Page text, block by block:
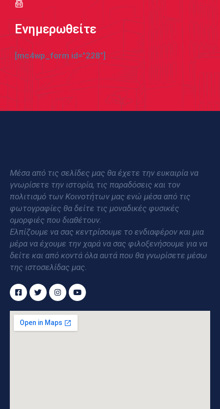
Ενημερωθείτε
[mc4wp_form id="228"]
Μέσα από τις σελίδες μας θα έχετε την ευκαιρία να
γνωρίσετε την ιστορία, τις παραδόσεις και τον
πολιτισμό των Κοινοτήτων μας ενώ μέσα από τις
φωτογραφίες θα δείτε τις μοναδικές φυσικές
ομορφιές που διαθέτουν.
Ελπίζουμε να σας κεντρίσουμε το ενδιαφέρον και μια
μέρα να έχουμε την χαρά να σας φιλοξενήσουμε για να
δείτε και από κοντά όλα αυτά που θα γνωρίσετε μέσω
της ιστοσελίδας μας.